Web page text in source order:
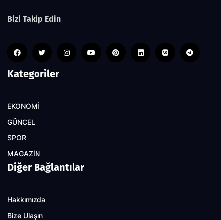
Bizi Takip Edin
Kategoriler
EKONOMİ
GÜNCEL
SPOR
MAGAZİN
Diğer Bağlantılar
Hakkımızda
Bize Ulaşın